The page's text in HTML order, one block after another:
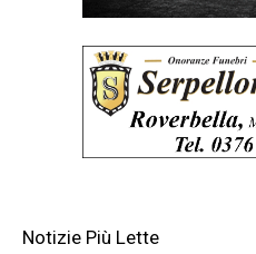
Notizie Più Lette